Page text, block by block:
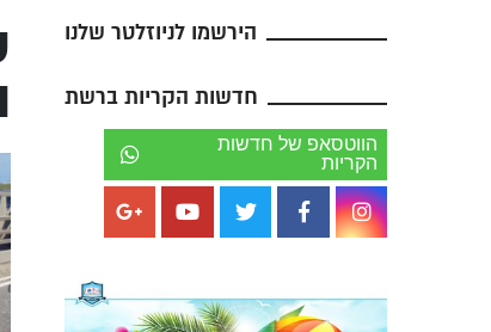
הירשמו לניוזלטר שלנו
חדשות הקריות ברשת
הווטסאפ של חדשות
הקריות